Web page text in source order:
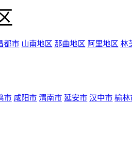
都市 山南地区 那曲地区 阿里地区 林
市 咸阳市 渭南市 延安市 汉中市 榆林